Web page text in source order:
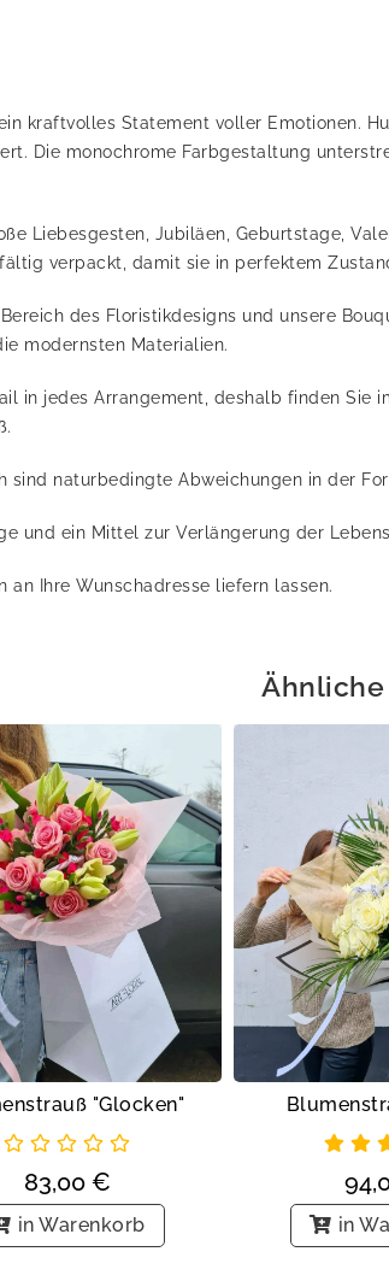
kraftvolles Statement voller Emotionen.
Die monochrome Farbgestaltung
Liebesgesten, Jubiläen, Geburtstage,
verpackt, damit sie in perfektem
des Floristikdesigns und unsere
modernsten Materialien.
in jedes Arrangement, deshalb finden Sie
naturbedingte Abweichungen in der
und ein Mittel zur Verlängerung der
Ihre Wunschadresse liefern lassen.
"Glocken"
83,00 €
in Warenkorb in